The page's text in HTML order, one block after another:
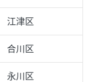
江津区
合川区
永川区